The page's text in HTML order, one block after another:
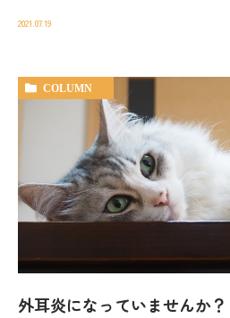
2021.07.19
COLUMN
外耳炎になっていませんか？